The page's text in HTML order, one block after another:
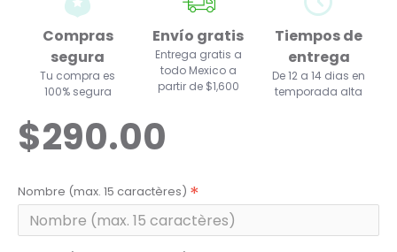
Compras
segura
Tu compra es
100% segura
Envío gratis
Entrega gratis a
todo Mexico a
partir de $1,600
Tiempos de
entrega
De 12 a 14 dias en
temporada alta
$290.00
Nombre (max. 15 caractères)